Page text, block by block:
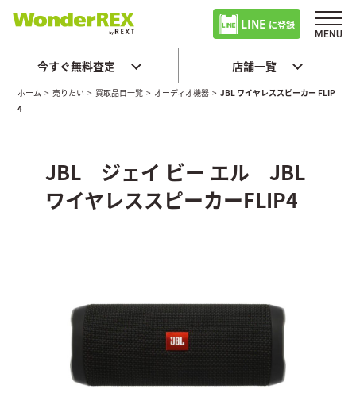
LINE に登録
今すぐ無料査定 店舗一覧
ホーム >売りたい > 買取品目一覧 > オーディオ機器 >JBL ワイヤレススピーカー FLIP
4
JBL ジェイ ビー エル JBL
ワイヤレススピーカーFLIP4